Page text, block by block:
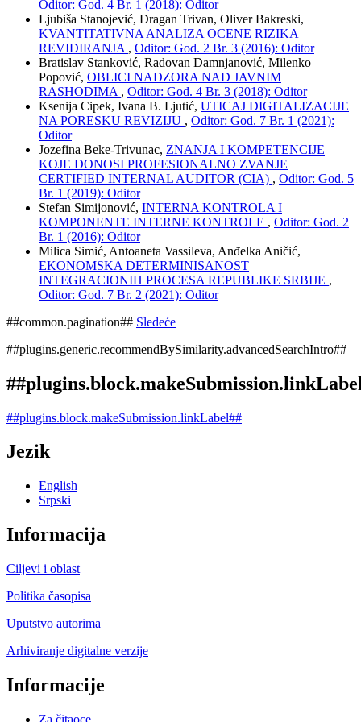
Oditor: God. 4 Br. 1 (2018): Oditor
Ljubiša Stanojević, Dragan Trivan, Oliver Bakreski,
KVANTITATIVNA ANALIZA OCENE RIZIKA
REVIDIRANJA , Oditor: God. 2 Br. 3 (2016): Oditor
Bratislav Stanković, Radovan Damnjanović, Milenko
Popović, OBLICI NADZORA NAD JAVNIM
RASHODIMA , Oditor: God. 4 Br. 3 (2018): Oditor
Ksenija Cipek, Ivana B. Ljutić, UTICAJ DIGITALIZACIJE
NA PORESKU REVIZIJU , Oditor: God. 7 Br. 1 (2021):
Oditor
Jozefina Beke-Trivunac, ZNANJA I KOMPETENCIJE
KOJE DONOSI PROFESIONALNO ZVANJE
CERTIFIED INTERNAL AUDITOR (CIA) , Oditor: God. 5
Br. 1 (2019): Oditor
Stefan Simijonović, INTERNA KONTROLA I
KOMPONENTE INTERNE KONTROLE , Oditor: God. 2
Br. 1 (2016): Oditor
Milica Simić, Antoaneta Vassileva, Anđelka Aničić,
EKONOMSKA DETERMINISANOST
INTEGRACIONIH PROCESA REPUBLIKE SRBIJE ,
Oditor: God. 7 Br. 2 (2021): Oditor
##common.pagination## Sledeće
##plugins.generic.recommendBySimilarity.advancedSearchIntro##
##plugins.block.makeSubmission.linkLabel##
Jezik
English
Srpski
Informacija
Ciljevi i oblast
Politika časopisa
Uputstvo autorima
Arhiviranje digitalne verzije
Informacije
Za čitaoce